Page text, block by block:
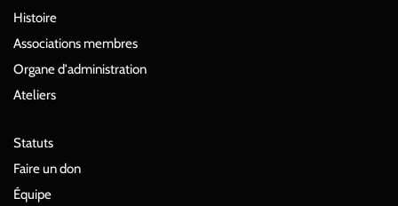
Histoire
Associations membres
Organe d'administration
Ateliers
Statuts
Faire un don
Équipe